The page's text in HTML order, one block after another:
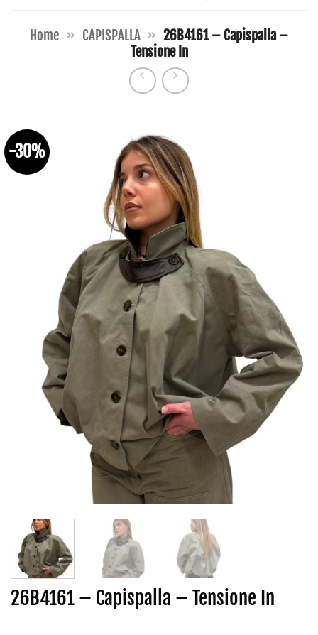
Home » CAPISPALLA » 26B4161 – Capispalla –
Tensione In
-30%
26B4161 – Capispalla – Tensione In